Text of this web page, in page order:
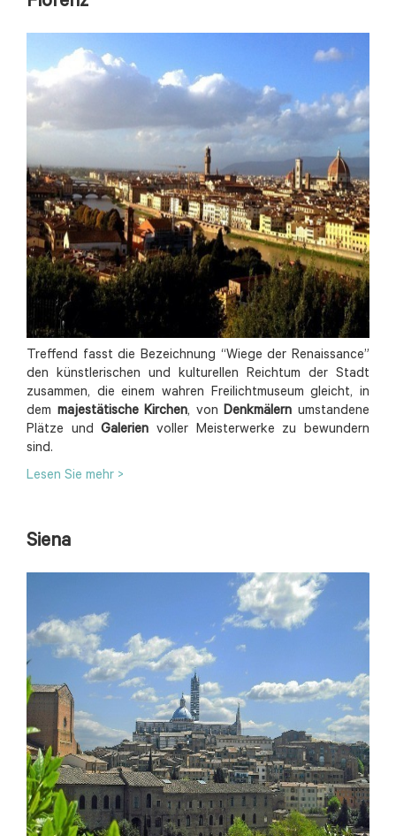
Treffend fasst die Bezeichnung “Wiege der Renaissance”
den künstlerischen und kulturellen Reichtum der Stadt
zusammen, die einem wahren Freilichtmuseum gleicht, in
dem majestätische Kirchen, vonDenkmälernumstandene
Plätze undGalerienvoller Meisterwerke zu bewundern
sind.
Lesen Sie mehr >
Siena